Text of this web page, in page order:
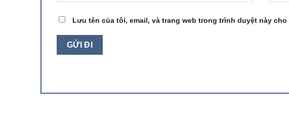
Lưu tên của tôi, email, và trang web trong trình duyệt này